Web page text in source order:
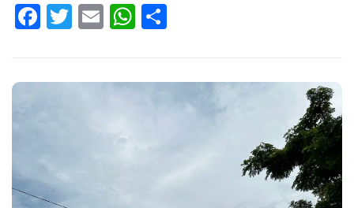
Facebook
Twitter
EmailWhatsApp